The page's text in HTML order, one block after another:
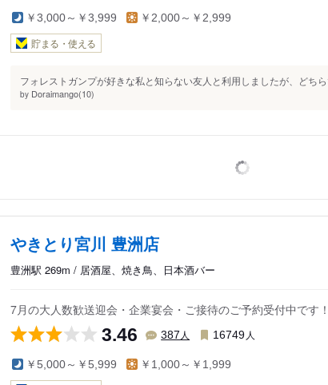
￥3,000～￥3,999 ￥2,000～￥2,999
貯まる・使える
フォレストガンプが好きな私と知らない友人と利用しましたが、どち
by Doraimango(10)
やきとり宮川 豊洲店
豊洲駅 269m / 居酒屋、焼き鳥、日本酒バー
7月の大人数歓送迎会・企業宴会・ご接待のご予約受付中です！
3.46 387 人 16749 人
￥5,000～￥5,999 ￥1,000～￥1,999